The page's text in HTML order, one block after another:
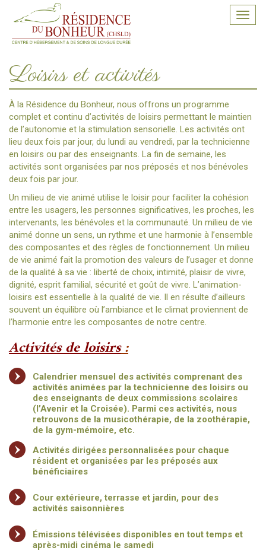
Loisirs et activités
À la Résidence du Bonheur, nous offrons un programme
complet et continu d’activités de loisirs permettant le maintien
de l’autonomie et la stimulation sensorielle. Les activités ont
lieu deux fois par jour, du lundi au vendredi, par la technicienne
en loisirs ou par des enseignants. La fin de semaine, les
activités sont organisées par nos préposés et nos bénévoles
deux fois par jour.
Un milieu de vie animé utilise le loisir pour faciliter la cohésion
entre les usagers, les personnes significatives, les proches, les
intervenants, les bénévoles et la communauté. Un milieu de vie
animé donne un sens, un rythme et une harmonie à l’ensemble
des composantes et des règles de fonctionnement. Un milieu
de vie animé fait la promotion des valeurs de l’usager et donne
de la qualité à sa vie : liberté de choix, intimité, plaisir de vivre,
dignité, esprit familial, sécurité et goût de vivre. L’animation-
loisirs est essentielle à la qualité de vie. Il en résulte d’ailleurs
souvent un équilibre où l’ambiance et le climat proviennent de
l’harmonie entre les composantes de notre centre.
Activités de loisirs:
Calendrier mensuel des activités comprenant des
activités animées par la technicienne des loisirs ou
des enseignants de deux commissions scolaires
(l’Avenir et la Croisée). Parmi ces activités, nous
retrouvons de la musicothérapie, de la zoothérapie,
de la gym-mémoire, etc.
Activités dirigées personnalisées pour chaque
résident et organisées par les préposés aux
bénéficiaires
Cour extérieure, terrasse et jardin, pour des
activités saisonnières
Émissions télévisées disponibles en tout temps et
après-midi cinéma le samedi